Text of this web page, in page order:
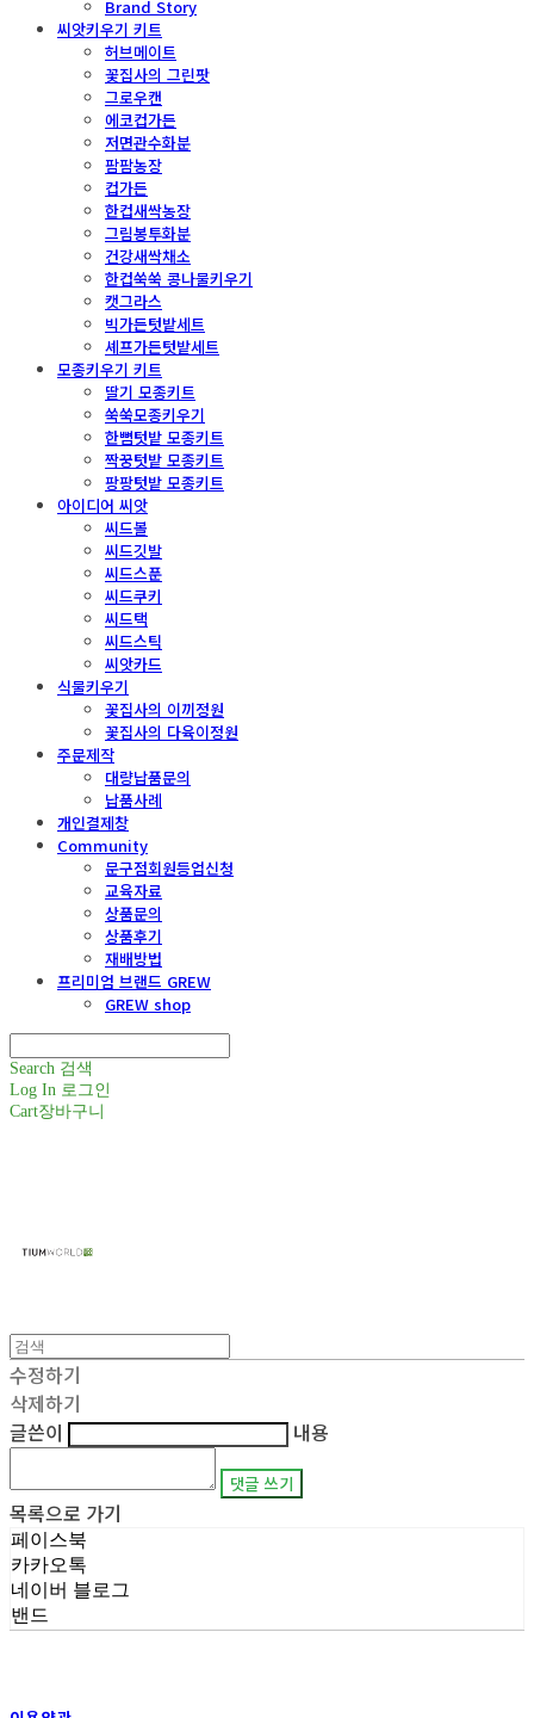
Brand Story
씨앗키우기 키트
허브메이트
꽃집사의 그린팟
그로우캔
에코컵가든
저면관수화분
팜팜농장
컵가든
한컵새싹농장
그림봉투화분
건강새싹채소
한컵쑥쑥 콩나물키우기
캣그라스
빅가든텃밭세트
셰프가든텃밭세트
모종키우기 키트
딸기 모종키트
쑥쑥모종키우기
한뼘텃밭 모종키트
짝꿍텃밭 모종키트
팡팡텃밭 모종키트
아이디어 씨앗
씨드볼
씨드깃발
씨드스푼
씨드쿠키
씨드택
씨드스틱
씨앗카드
식물키우기
꽃집사의 이끼정원
꽃집사의 다육이정원
주문제작
대량납품문의
납품사례
개인결제창
Community
문구점회원등업신청
교육자료
상품문의
상품후기
재배방법
프리미엄 브랜드 GREW
GREW shop
Search 검색
Log In 로그인
Cart장바구니
수정하기
삭제하기
글쓴이
내용
댓글 쓰기
목록으로 가기
페이스북
카카오톡
네이버 블로그
밴드